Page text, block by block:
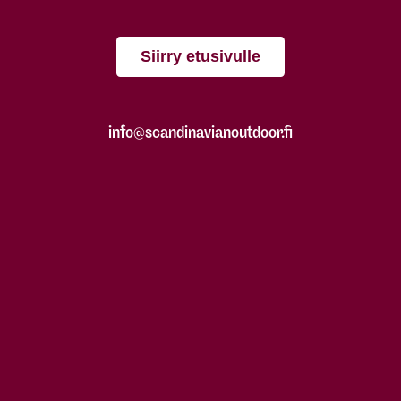
Siirry etusivulle
info@scandinavianoutdoor.fi